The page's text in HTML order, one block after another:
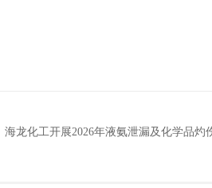
海龙化工开展2026年液氨泄漏及化学品灼